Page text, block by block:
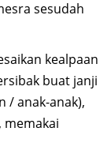
sesudah
kealpaan
buat janji
/ anak-anak),
memakai